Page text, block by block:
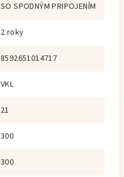
SO SPODNÝM PRIPOJENÍM
2 roky
8592651014717
VKL
21
300
300